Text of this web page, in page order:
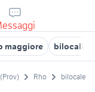
maggiore bilocali
Rho bilocale